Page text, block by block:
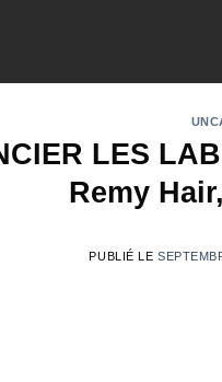
LES
Remy
PUBLIÉ LE